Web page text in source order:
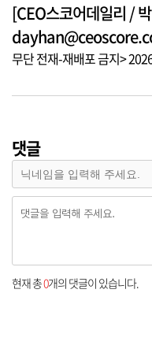
[CEO스코어데일리 /
무단 전재-재배포 금지>
댓글
현재 총0개의 댓글이 있습니다.